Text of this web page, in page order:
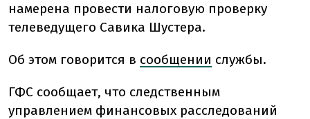
намерена провести налоговую проверку
телеведущего Савика Шустера.
Об этом говорится в сообщении службы.
ГФС сообщает, что следственным
управлением финансовых расследований